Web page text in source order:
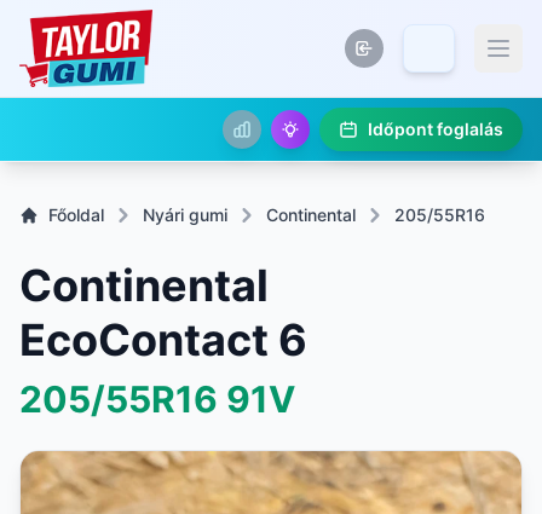
Időpont foglalás
Főoldal Nyári gumi Continental 205/55R16
Continental
EcoContact 6
205/55R16 91V